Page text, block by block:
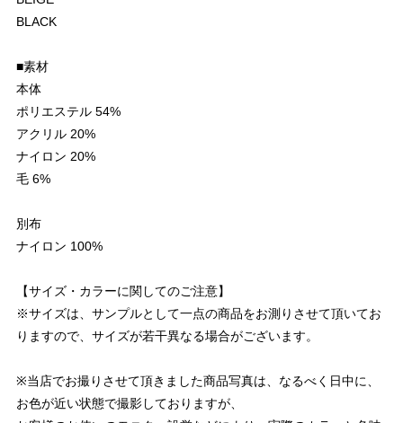
BLACK
■素材
本体
ポリエステル 54%
アクリル 20%
ナイロン 20%
毛 6%
別布
ナイロン 100%
【サイズ・カラーに関してのご注意】
※サイズは、サンプルとして一点の商品をお測りさせて頂いてお
りますので、サイズが若干異なる場合がございます。
※当店でお撮りさせて頂きました商品写真は、なるべく日中に、
お色が近い状態で撮影しておりますが、